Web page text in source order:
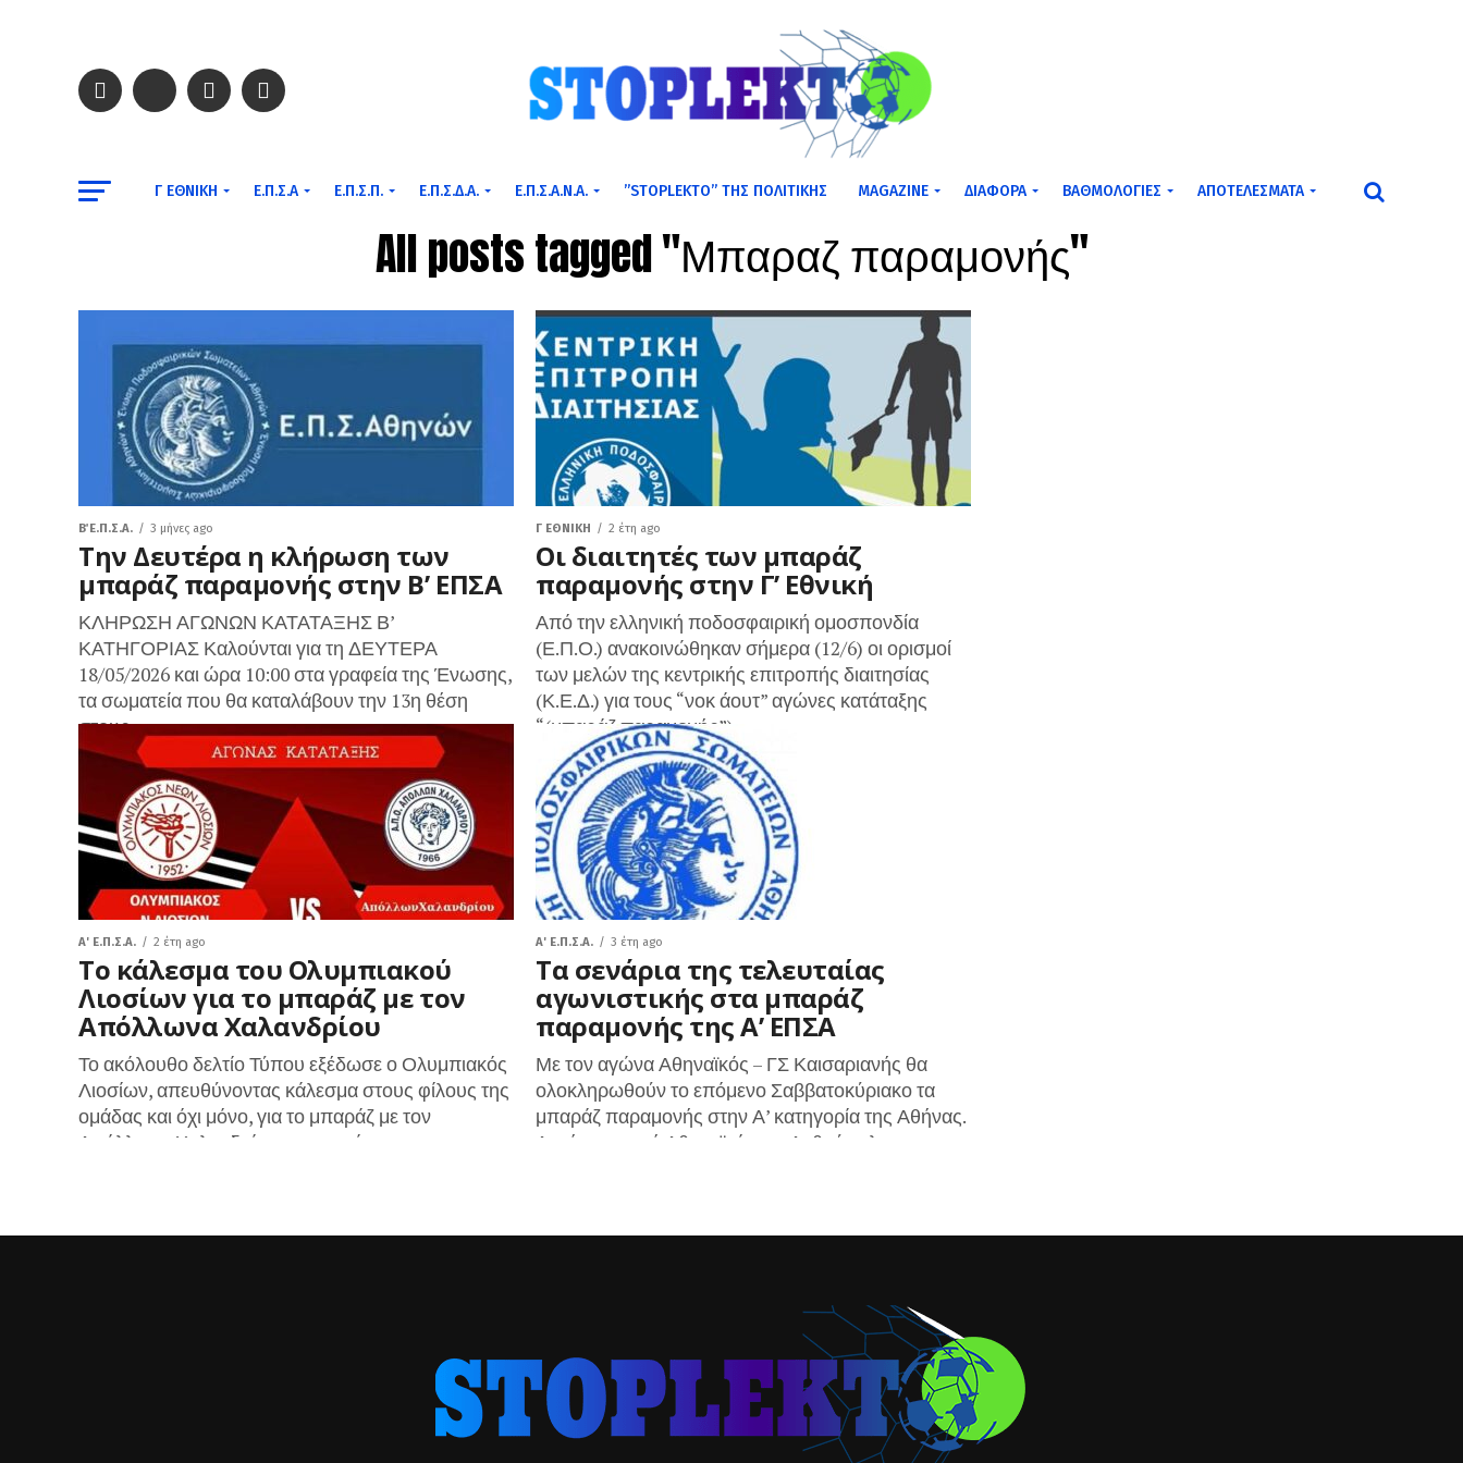
Γ ΕΘΝΙΚΉ Ε.Π.Σ.Α Ε.Π.Σ.Π. Ε.Π.Σ.Δ.Α. Ε.Π.Σ.Α.Ν.Α. ”STOPLEKTO” ΤΗΣ ΠΟΛΙΤΙΚΗΣ MAGAZINE ΔΙΆΦΟΡΑ ΒΑΘΜΟΛΟΓΊΕΣ ΑΠΟΤΕΛΈΣΜΑΤΑ
All posts tagged "Μπαραζ παραμονής"
Β΄ Ε.Π.Σ.Α. 3 μήνες ago
Την Δευτέρα η κλήρωση των
μπαράζ παραμονής στην Β’ ΕΠΣΑ
ΚΛΗΡΩΣΗ ΑΓΩΝΩΝ ΚΑΤΑΤΑΞΗΣ Β’
ΚΑΤΗΓΟΡΙΑΣ Καλούνται για τη ΔΕΥΤΕΡΑ
18/05/2026 και ώρα 10:00 στα γραφεία της Ένωσης,
τα σωματεία που θα καταλάβουν την 13η θέση
στους...
Γ ΕΘΝΙΚΉ 2 έτη ago
Οι διαιτητές των μπαράζ
παραμονής στην Γ’ Εθνική
Από την ελληνική ποδοσφαιρική ομοσπονδία
(Ε.Π.Ο.) ανακοινώθηκαν σήμερα (12/6) οι ορισμοί
των μελών της κεντρικής επιτροπής διαιτησίας
(Κ.Ε.Δ.) για τους “νοκ άουτ” αγώνες κατάταξης
“(μπαράζ παραμονής”)...
A' Ε.Π.Σ.Α. 2 έτη ago
Το κάλεσμα του Ολυμπιακού
Λιοσίων για το μπαράζ με τον
Απόλλωνα Χαλανδρίου
Το ακόλουθο δελτίο Τύπου εξέδωσε ο Ολυμπιακός
Λιοσίων, απευθύνοντας κάλεσμα στους φίλους της
ομάδας και όχι μόνο, για το μπαράζ με τον
Απόλλωνα Χαλανδρίου, στο οποίο...
A' Ε.Π.Σ.Α. 3 έτη ago
Τα σενάρια της τελευταίας
αγωνιστικής στα μπαράζ
παραμονής της Α’ ΕΠΣΑ
Με τον αγώνα Αθηναϊκός – ΓΣ Καισαριανής θα
ολοκληρωθούν το επόμενο Σαββατοκύριακο τα
μπαράζ παραμονής στην Α’ κατηγορία της Αθήνας.
Αυτή τη στιγμή Αθηναϊκός και Ανθούπολη...